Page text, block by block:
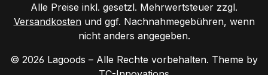
Alle Preise inkl. gesetzl. Mehrwertsteuer zzgl.
Versandkostenund ggf. Nachnahmegebühren, wenn
nicht anders angegeben.
© 2026 Lagoods – Alle Rechte vorbehalten. Theme by